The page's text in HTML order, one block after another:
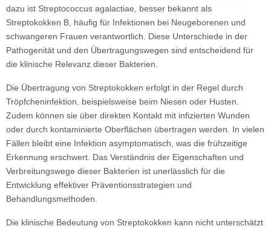
dazu ist Streptococcus agalactiae, besser bekannt als
Streptokokken B, häufig für Infektionen bei Neugeborenen und
schwangeren Frauen verantwortlich. Diese Unterschiede in der
Pathogenität und den Übertragungswegen sind entscheidend für
die klinische Relevanz dieser Bakterien.
Die Übertragung von Streptokokken erfolgt in der Regel durch
Tröpfcheninfektion, beispielsweise beim Niesen oder Husten.
Zudem können sie über direkten Kontakt mit infizierten Wunden
oder durch kontaminierte Oberflächen übertragen werden. In vielen
Fällen bleibt eine Infektion asymptomatisch, was die frühzeitige
Erkennung erschwert. Das Verständnis der Eigenschaften und
Verbreitungswege dieser Bakterien ist unerlässlich für die
Entwicklung effektiver Präventionsstrategien und
Behandlungsmethoden.
Die klinische Bedeutung von Streptokokken kann nicht unterschätzt